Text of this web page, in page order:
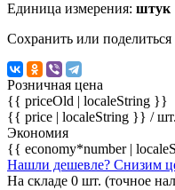
Единица измерения: штук
Сохранить или
Розничная цена
{{ priceOld | localeString }}
{{ price | localeString }} / шт.
Экономия
{{ economy*number |
Нашли дешевле? Снизим
На складе 0 шт. (точное